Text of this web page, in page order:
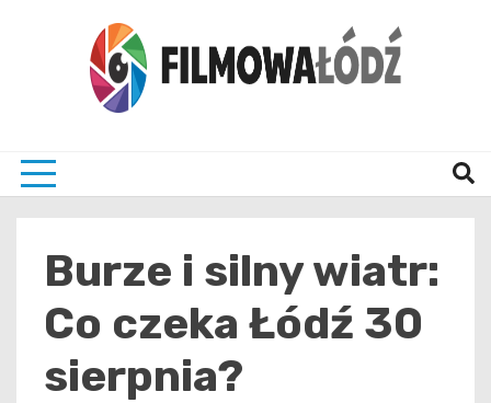
Burze i silny wiatr:
Co czeka Łódź 30
sierpnia?